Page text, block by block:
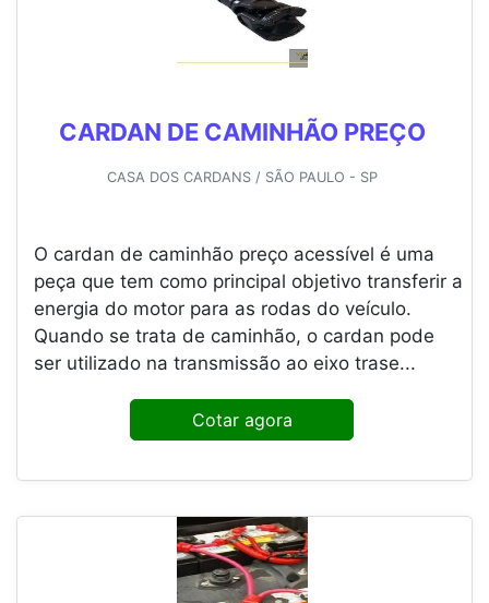
CARDAN DE CAMINHÃO PREÇO
CASA DOS CARDANS / SÃO PAULO - SP
O cardan de caminhão preço acessível é uma
peça que tem como principal objetivo transferir a
energia do motor para as rodas do veículo.
Quando se trata de caminhão, o cardan pode
ser utilizado na transmissão ao eixo trase...
Cotar agora